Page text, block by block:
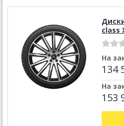
class
На
134
На
153